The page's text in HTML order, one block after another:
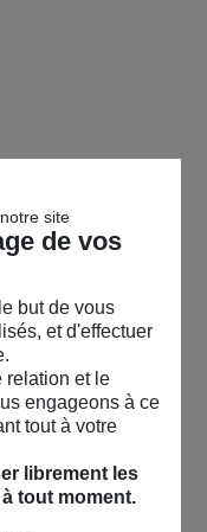
site
de vos
but de vous
et d'effectuer
relation et le
engageons à ce
tout à votre
librement les
tout moment.